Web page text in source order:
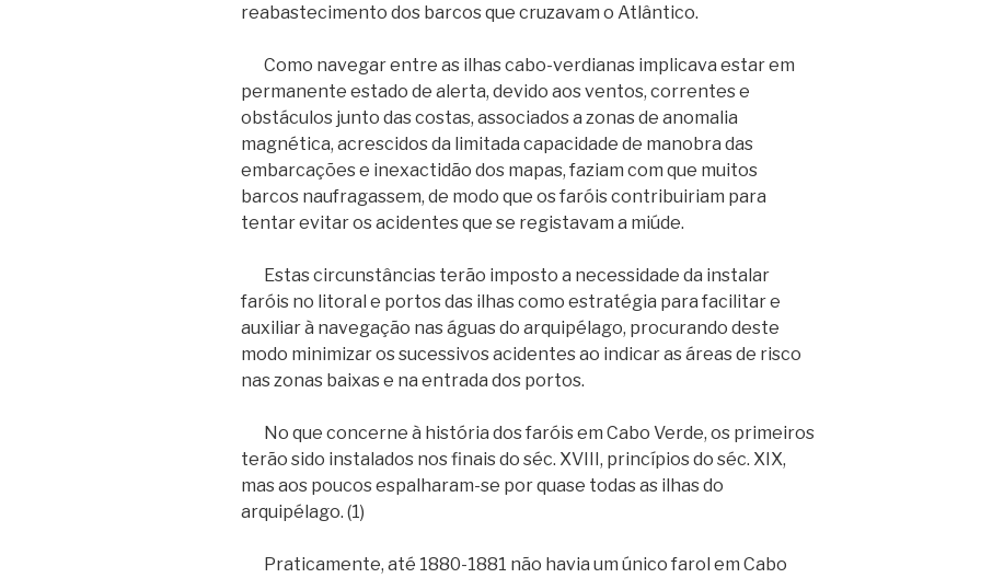
reabastecimento dos barcos que cruzavam o Atlântico.
Como navegar entre as ilhas cabo-verdianas implicava estar em
permanente estado de alerta, devido aos ventos, correntes e
obstáculos junto das costas, associados a zonas de anomalia
magnética, acrescidos da limitada capacidade de manobra das
embarcações e inexactidão dos mapas, faziam com que muitos
barcos naufragassem, de modo que os faróis contribuiriam para
tentar evitar os acidentes que se registavam a miúde.
Estas circunstâncias terão imposto a necessidade da instalar
faróis no litoral e portos das ilhas como estratégia para facilitar e
auxiliar à navegação nas águas do arquipélago, procurando deste
modo minimizar os sucessivos acidentes ao indicar as áreas de risco
nas zonas baixas e na entrada dos portos.
No que concerne à história dos faróis em Cabo Verde, os primeiros
terão sido instalados nos finais do séc. XVIII, princípios do séc. XIX,
mas aos poucos espalharam-se por quase todas as ilhas do
arquipélago. (1)
Praticamente, até 1880-1881 não havia um único farol em Cabo